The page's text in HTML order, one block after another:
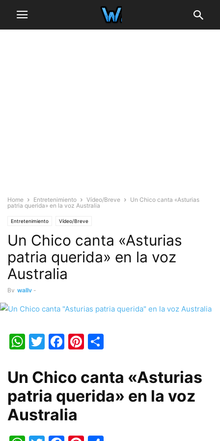
Home Entretenimiento Vídeo/Breve
Un Chico canta «Asturias
patria querida» en la voz Australia
Entretenimiento Vídeo/Breve
Un Chico canta «Asturias
patria querida» en la voz
Australia
By wally -
WhatsApp
Twitter
Facebook
Pinterest
Un Chico canta «Asturias
patria querida» en la voz
Australia